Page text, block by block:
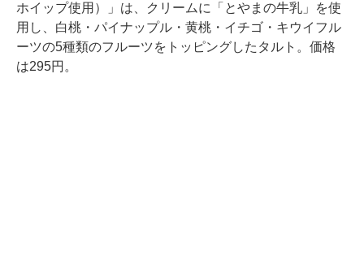
ホイップ使用）」は、クリームに「とやまの牛乳」を使
用し、白桃・パイナップル・黄桃・イチゴ・キウイフル
ーツの5種類のフルーツをトッピングしたタルト。価格
は295円。